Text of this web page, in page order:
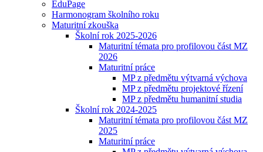
EduPage
Harmonogram školního roku
Maturitní zkouška
Školní rok 2025-2026
Maturitní témata pro profilovou část MZ
2026
Maturitní práce
MP z předmětu výtvarná výchova
MP z předmětu projektové řízení
MP z předmětu humanitní studia
Školní rok 2024-2025
Maturitní témata pro profilovou část MZ
2025
Maturitní práce